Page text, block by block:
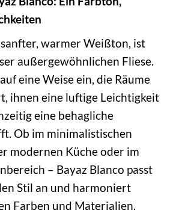
warmer Weißton, ist
außergewöhnlichen Fliese.
eine Weise ein, die Räume
ihnen eine luftige Leichtigkeit
eine behagliche
Ob im minimalistischen
modernen Küche oder im
– Bayaz Blanco passt
Stil an und harmoniert
Farben und Materialien.